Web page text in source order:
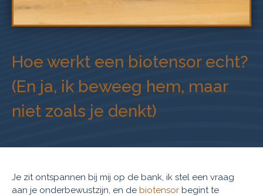
Hoe werkt een biotensor echt?
(En ja, ik beweeg hem, maar
niet zoals je denkt)
Je zit ontspannen bij mij op de bank, ik stel een vraag
aan je onderbewustzijn, en de biotensor begint te